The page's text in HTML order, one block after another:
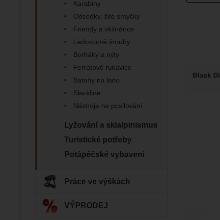
Black
Karabiny
Odsedky, šité smyčky
Friendy a vklíněnce
Ledovcové šrouby
Borháky a nýty
Ferratové rukavice
Batohy na lano
Slackline
Nástroje na posilování
Lyžování a skialpinismus
Turistické potřeby
Potápěčské vybavení
Práce ve výškách
VÝPRODEJ